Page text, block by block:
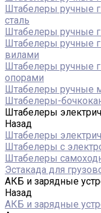
Штабелеры ручные
сталь
Штабелеры ручные
Штабелеры ручные
вилами
Штабелеры ручные
опорами
Штабелеры ручные
Штабелеры-
Штабелеры
Назад
Штабелеры
Штабелеры с
Штабелеры
Эстакада для
АКБ и зарядные
Назад
АКБ и зарядные